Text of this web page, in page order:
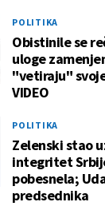
POLITIKA
Obistinile se
uloge
"vetiraju"
VIDEO
POLITIKA
Zelenski stao
integritet
pobesnela;
predsednika